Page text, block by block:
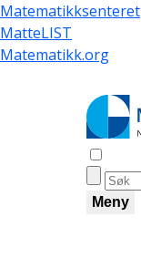
Hopp
til
hovedinnhold
Matematikksenteret
MatteLIST
Matematikk.org
Meny